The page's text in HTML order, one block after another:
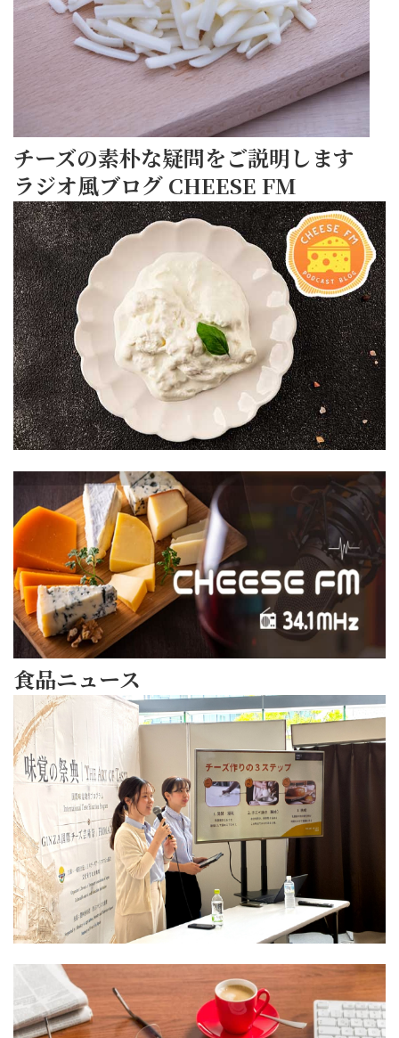
チーズの素朴な疑問をご説明します
ラジオ風ブログ CHEESE FM
2026/07/06
な
ぜ
チー
ズ
の
中
身
に
名
前
あ
る？
ス
ト
ラッ
チャ
テッ
ラ
隠
さ
れ
た
プー
リ
ア
州
の
の
知
チー
ズ
ラ
ヴァー
の
皆
さ
ん、“CHEESE
FM”の
お
時
間
で
す。
今
宵
も
深
く
濃
密
な
チー
ズ
の
世
界
よ
CHEESE
FM
食品ニュース
2026/07/21
THE
ART
OF
TASTE
味
覚
の
祭
典
2026
加
レ
「THE
ART
OF
TASTE
味
覚
の
祭
2026」
食品
NEWS
Event